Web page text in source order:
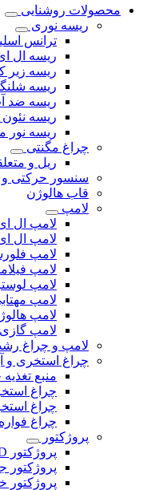
محصولات روشنایی
ریسه نوری
ترانس
ریسه ال
ریسه زیر
ریسه
ریسه ضد
ریسه
ریسه نور
چراغ مگنتی
ریل و
سنسور حرکتی
قاب هالوژن
لامپ
لامپ ال
لامپ ال
لامپ
لامپ
لامپ
لامپ
لامپ
لامپ گازی
لامپ و چراغ
چراغ استخری و
منبع
چراغ
چراغ
چراغ
پروژکتور
پروژکتور LED
پروژکتور
پروژکتور